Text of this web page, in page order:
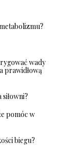
wady
prawidłową
pomóc w
biegu?